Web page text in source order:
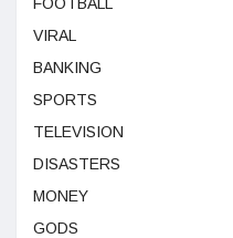
VIRAL
BANKING
SPORTS
TELEVISION
DISASTERS
MONEY
GODS